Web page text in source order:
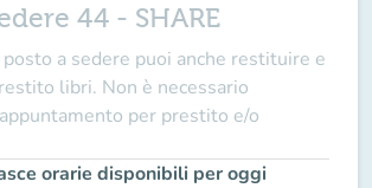
44 - SHARE
a sedere puoi anche restituire e
libri. Non è necessario
per prestito e/o
orarie disponibili per oggi